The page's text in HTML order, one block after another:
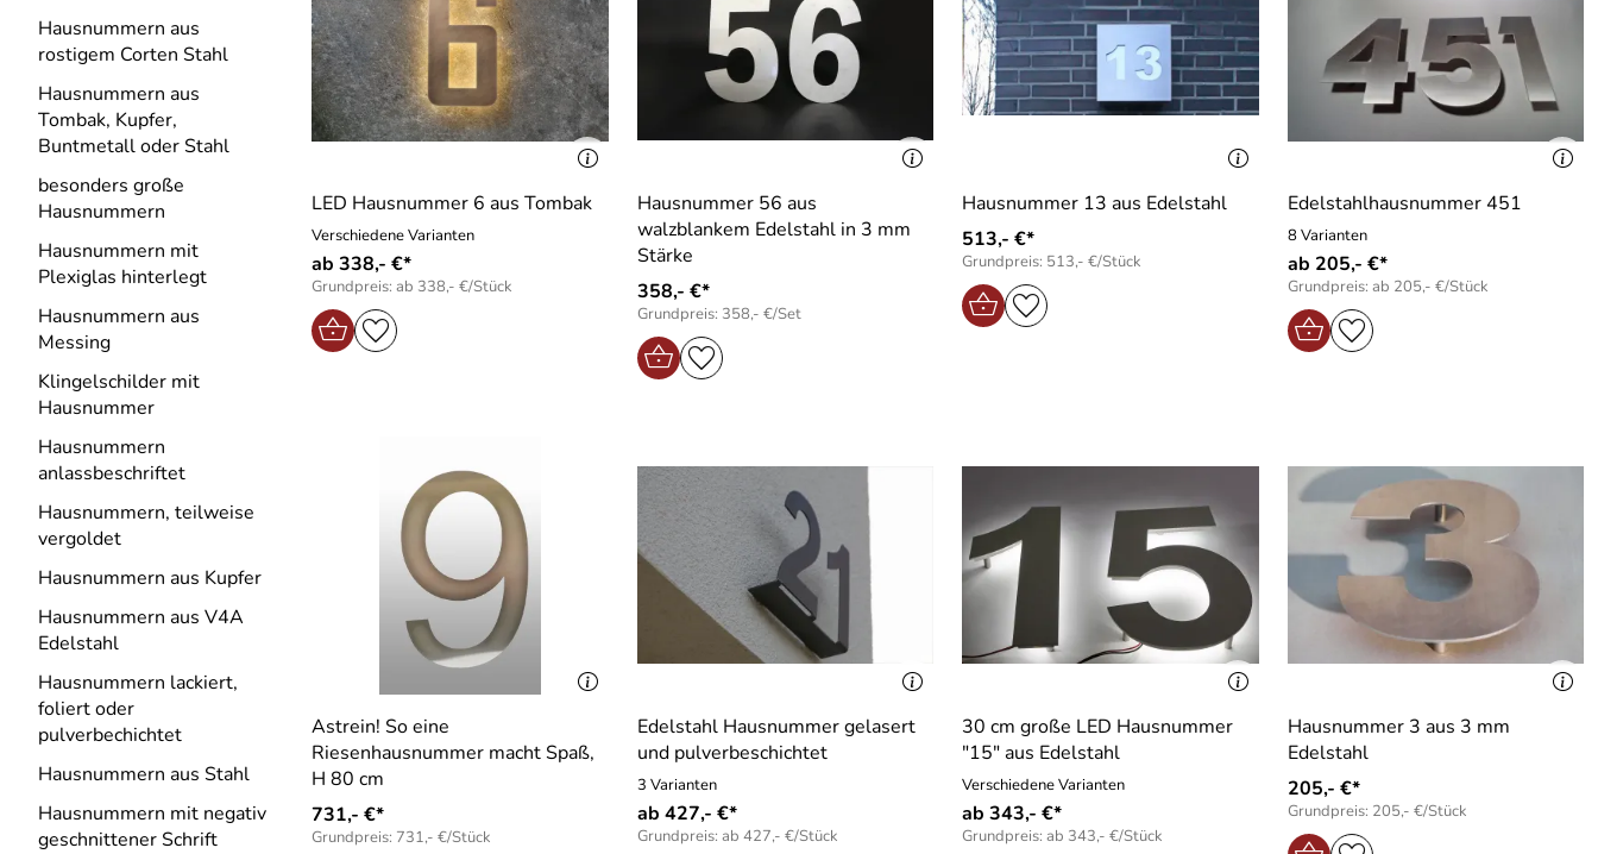
Hausnummern aus
rostigem Corten Stahl
Hausnummern aus
Tombak, Kupfer,
Buntmetall oder Stahl
besonders große
Hausnummern
Hausnummern mit
Plexiglas hinterlegt
Hausnummern aus
Messing
Klingelschilder mit
Hausnummer
Hausnummern
anlassbeschriftet
Hausnummern, teilweise
vergoldet
Hausnummern aus Kupfer
Hausnummern aus V4A
Edelstahl
Hausnummern lackiert,
foliert oder
pulverbechichtet
Hausnummern aus Stahl
Hausnummern mit negativ
geschnittener Schrift
LED Hausnummer 6 aus Tombak
Verschiedene Varianten
ab 338,- €*
Grundpreis: ab 338,- €/Stück
Hausnummer 56 aus
walzblankem Edelstahl in 3 mm
Stärke
358,- €*
Grundpreis: 358,- €/Set
Hausnummer 13 aus Edelstahl
513,- €*
Grundpreis: 513,- €/Stück
Edelstahlhausnummer 451
8 Varianten
ab 205,- €*
Grundpreis: ab 205,- €/Stück
Astrein! So eine
Riesenhausnummer macht Spaß,
H 80 cm
731,- €*
Grundpreis: 731,- €/Stück
Edelstahl Hausnummer gelasert
und pulverbeschichtet
3 Varianten
ab 427,- €*
Grundpreis: ab 427,- €/Stück
30 cm große LED Hausnummer
"15" aus Edelstahl
Verschiedene Varianten
ab 343,- €*
Grundpreis: ab 343,- €/Stück
Hausnummer 3 aus 3 mm
Edelstahl
205,- €*
Grundpreis: 205,- €/Stück